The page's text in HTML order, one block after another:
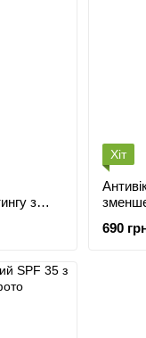
Хіт
690